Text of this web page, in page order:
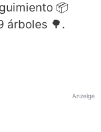
📦
árboles 🌳.
Anzeige